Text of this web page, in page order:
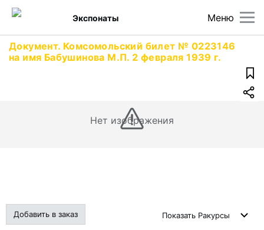
Меню
Экспонаты
Документ. Комсомольский билет № 0223146
на имя Бабушинова М.П. 2 февраля 1939 г.
Нет изображения
Добавить в заказ Показать Ракурсы